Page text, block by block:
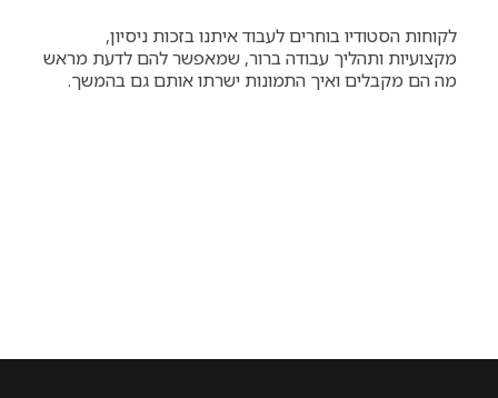
לקוחות הסטודיו בוחרים לעבוד איתנו בזכות ניסיון,
מקצועיות ותהליך עבודה ברור, שמאפשר להם לדעת מראש
מה הם מקבלים ואיך התמונות ישרתו אותם גם בהמשך.